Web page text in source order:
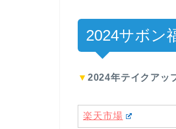
2024サボン
▼ 2024年テイクアッ
楽天市場